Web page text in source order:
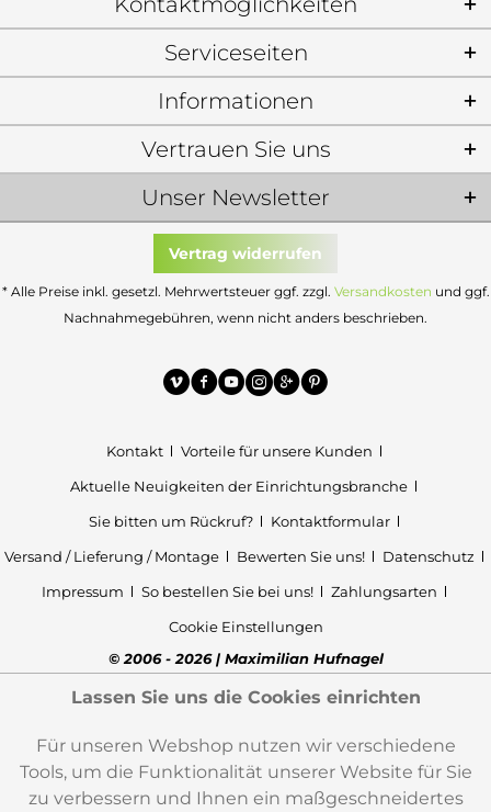
Serviceseiten
Informationen
Unser Newsletter
Vertrauen Sie uns
Vertrag widerrufen
* Alle Preise inkl. gesetzl. Mehrwertsteuer ggf. zzgl. Versandkosten und ggf.
Nachnahmegebühren, wenn nicht anders beschrieben.
Kontakt
Vorteile für unsere Kunden
Aktuelle Neuigkeiten der Einrichtungsbranche
Sie bitten um Rückruf?
Kontaktformular
Versand / Lieferung / Montage
Bewerten Sie uns!
Datenschutz
Impressum
So bestellen Sie bei uns!
Zahlungsarten
Cookie Einstellungen
© 2006 - 2026 | Maximilian Hufnagel
Lassen Sie uns die Cookies einrichten
Für unseren Webshop nutzen wir verschiedene
Tools, um die Funktionalität unserer Website für Sie
zu verbessern und Ihnen ein maßgeschneidertes